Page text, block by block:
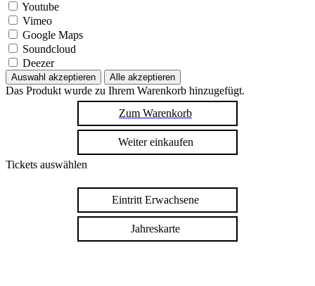
Youtube
Vimeo
Google Maps
Soundcloud
Deezer
Auswahl akzeptieren Alle akzeptieren
Das Produkt wurde zu Ihrem Warenkorb hinzugefügt.
Zum Warenkorb
Weiter einkaufen
Tickets auswählen
Eintritt Erwachsene
Jahreskarte